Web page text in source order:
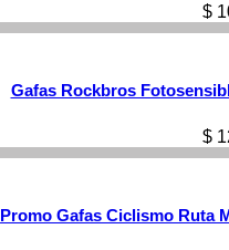
$
Gafas Rockbros
$
Promo Gafas Ciclismo Ruta